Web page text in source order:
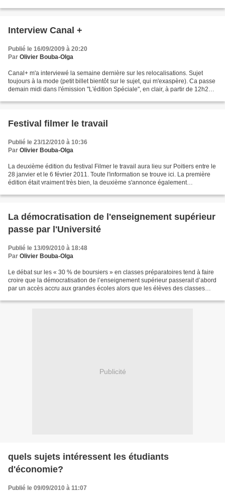
Interview Canal +
Publié le 16/09/2009 à 20:20
Par Olivier Bouba-Olga
Canal+ m'a interviewé la semaine dernière sur les relocalisations. Sujet
toujours à la mode (petit billet bientôt sur le sujet, qui m'exaspère). Ca passe
demain midi dans l'émission "L'édition Spéciale", en clair, à partir de 12h20,
Festival filmer le travail
Publié le 23/12/2010 à 10:36
Par Olivier Bouba-Olga
La deuxième édition du festival Filmer le travail aura lieu sur Poitiers entre le
28 janvier et le 6 février 2011. Toute l'information se trouve ici. La première
édition était vraiment très bien, la deuxième s'annonce également
La démocratisation de l'enseignement supérieur
passe par l'Université
Publié le 13/09/2010 à 18:48
Par Olivier Bouba-Olga
Le débat sur les « 30 % de boursiers » en classes préparatoires tend à faire
croire que la démocratisation de l’enseignement supérieur passerait d’abord
par un accès accru aux grandes écoles alors que les élèves des classes
Publicité
quels sujets intéressent les étudiants
d'économie?
Publié le 09/09/2010 à 11:07